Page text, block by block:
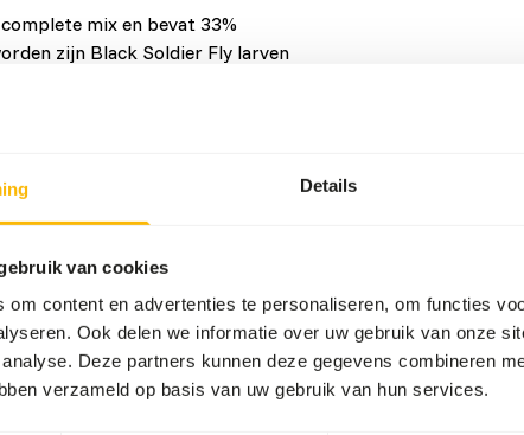
Details
van cookies
om content en advertenties te personaliseren, om functies
Ook delen we informatie over uw gebruik van onze
Deze partners kunnen deze gegevens combineren
verzameld op basis van uw gebruik van hun services.
mix en bevat 33%
zijn Black Soldier Fly larven
bron van dierlijk eiwit.
bevat deze mix alle
aan hebben, u hoeft dus
is daarom niet nodig maar mag
Ruwe as
2,6%
Dit product is een